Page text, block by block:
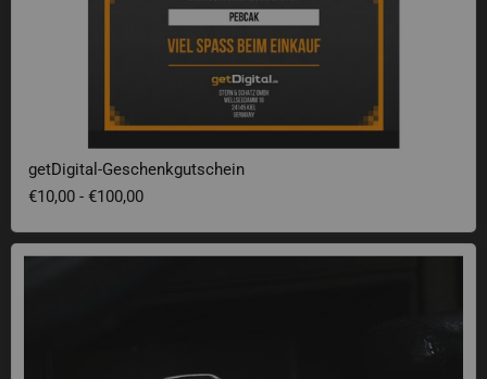
getDigital-Geschenkgutschein
€10,00 - €100,00